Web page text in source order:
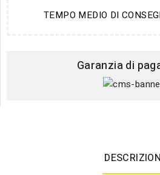
TEMPO MEDIO DI
Garanzia di